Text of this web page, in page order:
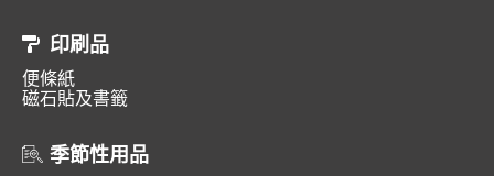
印刷品
便條紙
磁石貼及書籤
季節性用品